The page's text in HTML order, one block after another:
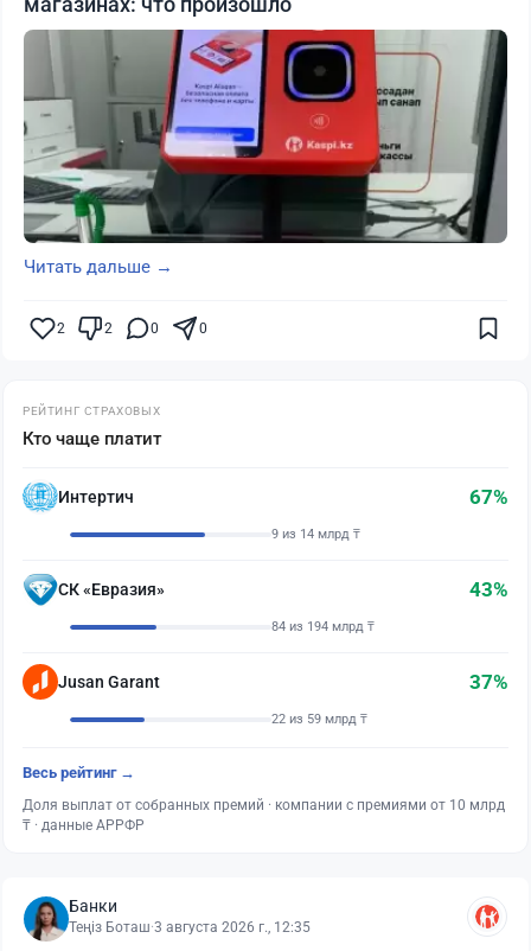
Читать дальше →
2 2 0 0
РЕЙТИНГ СТРАХОВЫХ
Кто чаще платит
Интертич 67%
9 из 14 млрд ₸
СК «Евразия» 43%
84 из 194 млрд ₸
Jusan Garant 37%
22 из 59 млрд ₸
Весь рейтинг →
Доля выплат от собранных премий · компании с премиями от 10 млрд
₸ · данные АРРФР
Банки
Теңіз Боташ·3 августа 2026 г., 12:35